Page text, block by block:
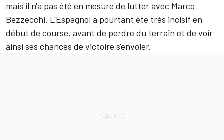
mais il n'a pas été en mesure de lutter avec Marco
Bezzecchi. L'Espagnol a pourtant été très incisif en
début de course, avant de perdre du terrain et de voir
ainsi ses chances de victoire s'envoler.